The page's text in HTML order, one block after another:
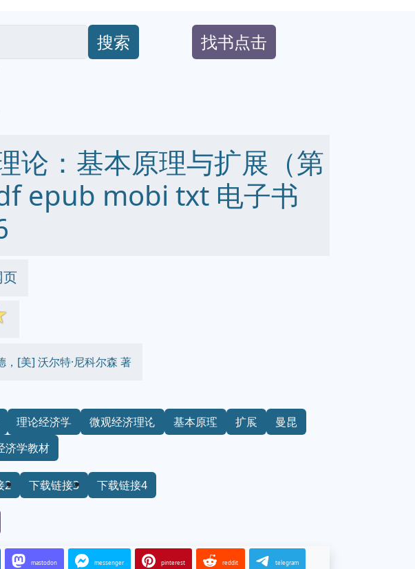
搜索 找书点击
论：基本原理与扩展（第
epub mobi txt 电子书
页
，[美] 沃尔特·尼科尔森 著
理论经济学 微观经济理论 基本原理 扩展
曼昆
济学教材
2 下载链接3 下载链接4
mastodon messenger pinterest reddit telegram